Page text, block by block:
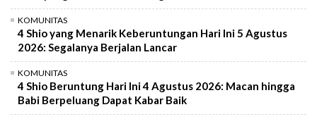
KOMUNITAS
4 Shio yang Menarik Keberuntungan Hari Ini 5 Agustus
2026: Segalanya Berjalan Lancar
KOMUNITAS
4 Shio Beruntung Hari Ini 4 Agustus 2026: Macan hingga
Babi Berpeluang Dapat Kabar Baik